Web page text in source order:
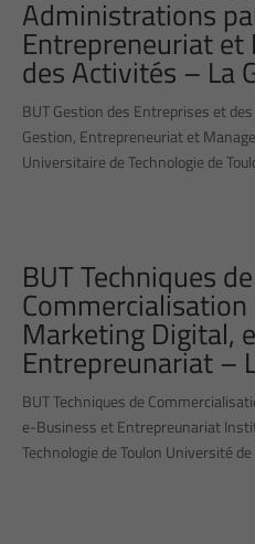
Administrations
Entrepreneuriat
des Activités – La
BUT Gestion des Entreprises et
Gestion, Entrepreneuriat et
Universitaire de Technologie de
BUT Techniques de
Marketing Digital,
Entrepreunariat –
BUT Techniques de
e-Business et Entrepreunariat
Technologie de Toulon Université de